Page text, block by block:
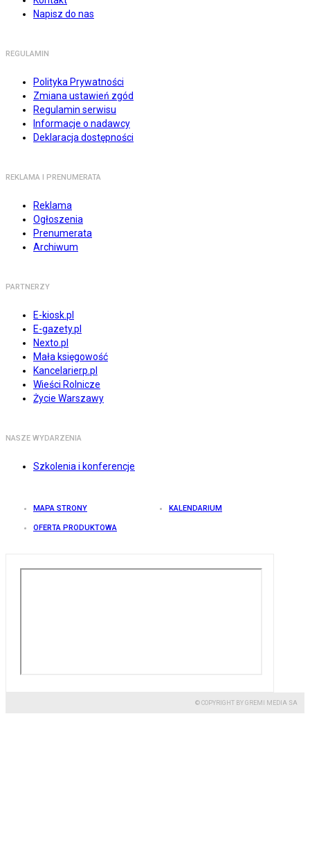
Napisz do nas
REGULAMIN
Polityka Prywatności
Zmiana ustawień zgód
Regulamin serwisu
Informacje o nadawcy
Deklaracja dostępności
REKLAMA I PRENUMERATA
Reklama
Ogłoszenia
Prenumerata
Archiwum
PARTNERZY
E-kiosk.pl
E-gazety.pl
Nexto.pl
Mała księgowość
Kancelarierp.pl
Wieści Rolnicze
Życie Warszawy
NASZE WYDARZENIA
Szkolenia i konferencje
MAPA STRONY KALENDARIUM
OFERTA PRODUKTOWA
© COPYRIGHT BY GREMI MEDIA SA